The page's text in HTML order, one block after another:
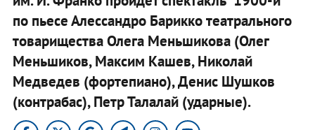
по пьесе Алессандро Барикко театрального
товарищества Олега Меньшикова (Олег
Меньшиков, Максим Кашев, Николай
Медведев (фортепиано), Денис Шушков
(контрабас), Петр Талалай (ударные).